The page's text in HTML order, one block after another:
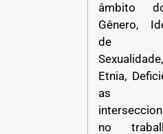
âmbito
Gênero,
de
Etnia,
as
no